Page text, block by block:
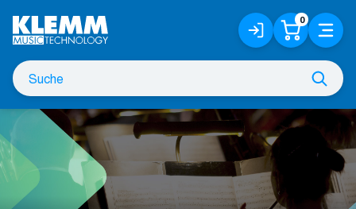
Hauptinhalt
Suche
nach
Anmelden
/
Registrieren
0 Menü